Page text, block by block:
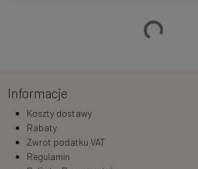
Ładowanie…
Informacje
Koszty dostawy
Rabaty
Zwrot podatku VAT
Regulamin